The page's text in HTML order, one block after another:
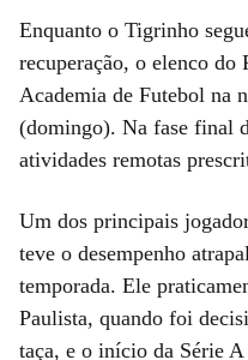
Enquanto o Tigrinho
recuperação, o elenco do
Academia de Futebol na
(domingo). Na fase final
atividades remotas
Um dos principais
teve o desempenho
temporada. Ele
Paulista, quando foi
taça, e o início da Série